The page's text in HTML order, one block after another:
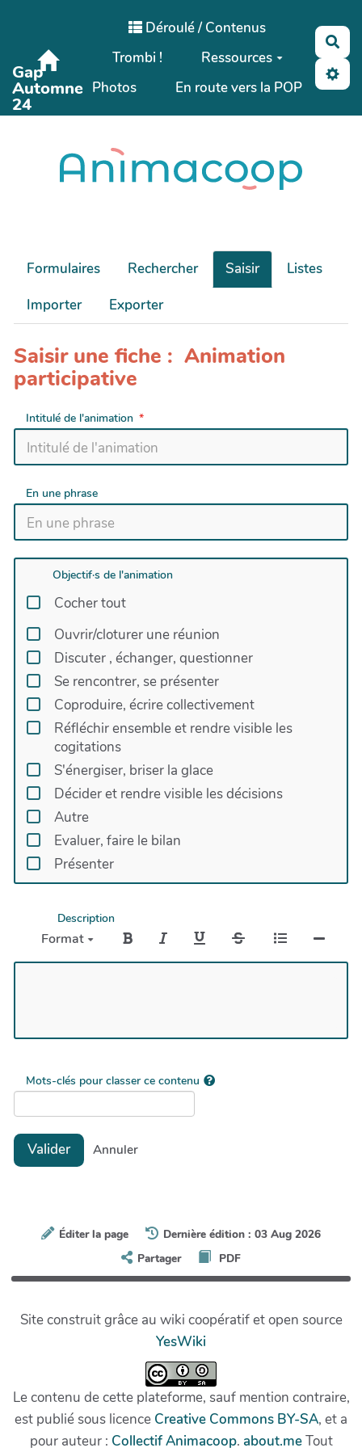
Aller au contenu principal
Gap
Automne
24
Déroulé / Contenus
Trombi !
Ressources
Photos
En route vers la POP
Formulaires Rechercher Saisir
Listes
Importer
Exporter
Saisir une fiche : Animation
participative
Intitulé de l'animation
En une phrase
Objectif·s de l'animation
Cocher tout
Ouvrir/cloturer une réunion
Discuter , échanger, questionner
Se rencontrer, se présenter
Coproduire, écrire collectivement
Réfléchir ensemble et rendre visible les
cogitations
S'énergiser, briser la glace
Décider et rendre visible les décisions
Autre
Evaluer, faire le bilan
Présenter
Description
Format
Mots-clés pour classer ce contenu
Valider Annuler
Éditer la page
Dernière édition : 03 Aug 2026
Partager
PDF
Site construit grâce au wiki coopératif et open source
YesWiki
Le contenu de cette plateforme, sauf mention contraire,
est publié sous licence Creative Commons BY-SA, et a
pour auteur : Collectif Animacoop. about.meTout